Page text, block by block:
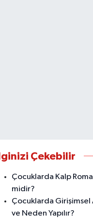
Çekebilir
Çocuklarda Kalp
midir?
Çocuklarda Girişimsel
ve Neden Yapılır?